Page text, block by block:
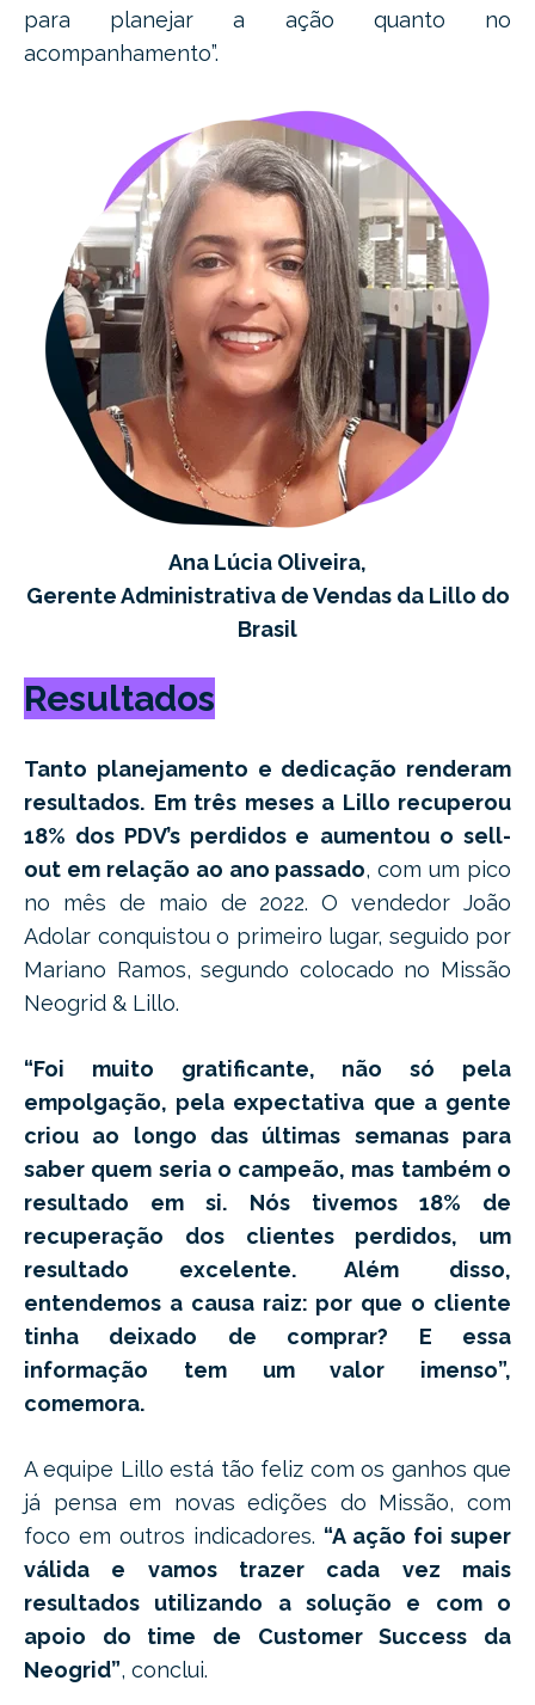
para planejar a ação quanto no
acompanhamento”.
Ana Lúcia Oliveira,
Gerente Administrativa de Vendas da Lillo do
Brasil
Resultados
Tanto planejamento e dedicação renderam
resultados. Em três meses a Lillo recuperou
18% dos PDV’s perdidos e aumentou o sell-
out em relação ao ano passado, com um pico
no mês de maio de 2022. O vendedor João
Adolar conquistou o primeiro lugar, seguido por
Mariano Ramos, segundo colocado no Missão
Neogrid & Lillo.
“Foi muito gratificante, não só pela
empolgação, pela expectativa que a gente
criou ao longo das últimas semanas para
saber quem seria o campeão, mas também o
resultado em si. Nós tivemos 18% de
recuperação dos clientes perdidos, um
resultado excelente. Além disso,
entendemos a causa raiz: por que o cliente
tinha deixado de comprar? E essa
informação tem um valor imenso”,
comemora.
A equipe Lillo está tão feliz com os ganhos que
já pensa em novas edições do Missão, com
foco em outros indicadores. “A ação foi super
válida e vamos trazer cada vez mais
resultados utilizando a solução e com o
apoio do time de Customer Success da
Neogrid”, conclui.